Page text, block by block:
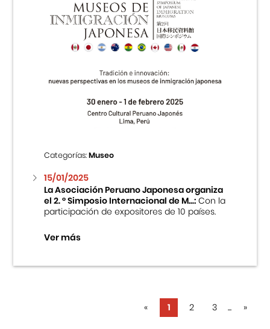
Categorías:Museo
15/01/2025
La Asociación Peruano Japonesa organiza
el 2. ° Simposio Internacional de M...:Con la
participación de expositores de 10 países.
Ver más
« 1 2 3 ... »